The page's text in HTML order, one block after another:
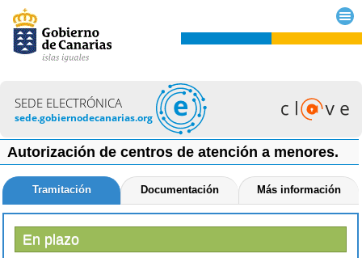
SEDE ELECTRÓNICA
sede.gobiernodecanarias.org
Autorización de centros de atención a menores.
Tramitación Documentación Más información
En plazo